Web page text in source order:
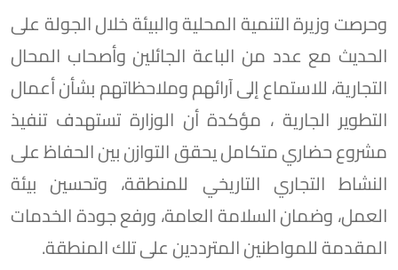
وحرصت وزيرة التنمية المحلية والبيئة خلال الجولة على
الحديث مع عدد من الباعة الجائلين وأصحاب المحال
التجارية، للاستماع إلى آرائهم وملاحظاتهم بشأن أعمال
التطوير الجارية ، مؤكدة أن الوزارة تستهدف تنفيذ
مشروع حضاري متكامل يحقق التوازن بين الحفاظ على
النشاط التجاري التاريخي للمنطقة، وتحسين بيئة
العمل، وضمان السلامة العامة، ورفع جودة الخدمات
المقدمة للمواطنين المترددين على تلك المنطقة.